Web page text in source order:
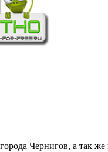
Чернигов, а так